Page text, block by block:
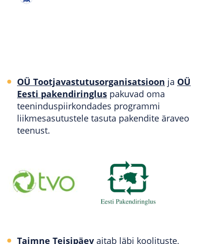
OÜ Tootjavastutusorganisatsioon ja OÜ
Eesti pakendiringlus pakuvad oma
teeninduspiirkondades programmi
liikmesasutustele tasuta pakendite äraveo
teenust.
Taimne Teisipäev aitab läbi koolituste,